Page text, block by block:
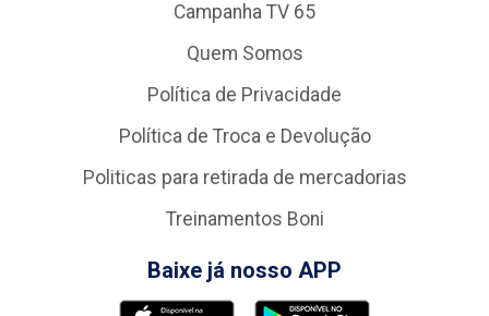
Campanha TV 65
Quem Somos
Política de Privacidade
Política de Troca e Devolução
Politicas para retirada de mercadorias
Treinamentos Boni
Baixe já nosso APP